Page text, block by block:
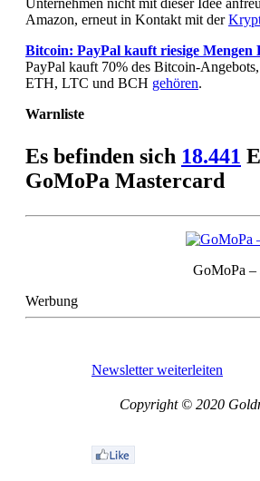
Unternehmen nicht mit dieser Idee
Amazon, erneut in Kontakt mit der
Bitcoin: PayPal kauft riesige
PayPal kauft 70% des Bitcoin-
ETH, LTC und BCH gehören.
Warnliste
Es befinden sich 18.441
GoMoPa Mastercard
GoMoPa –
Werbung
Newsletter weiterleiten
Copyright © 2020